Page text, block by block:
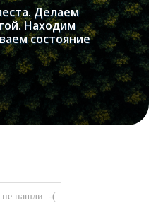
Делаем
Находим
состояние
нашли :-(.